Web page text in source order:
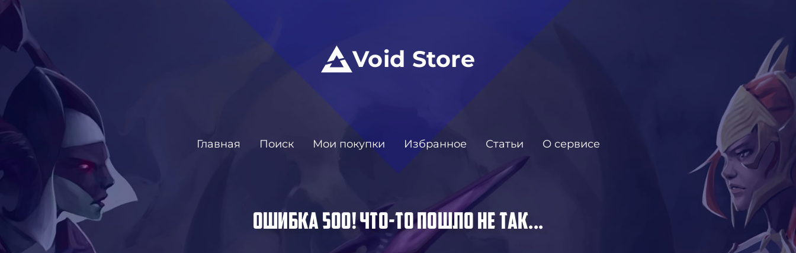
Void Store
Главная Поиск Мои покупки Избранное Статьи О сервисе
ОШИБКА 500! ЧТО-ТО ПОШЛО НЕ ТАК...